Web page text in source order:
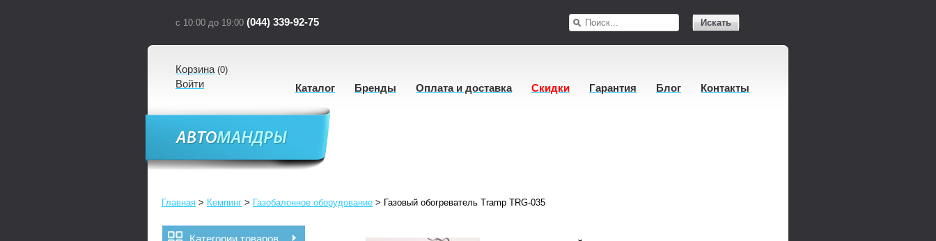
с 10:00 до 19:00 (044) 339-92-75 Искать
Корзина(0)
Войти Каталог Бренды Оплата и доставка Скидки Гарантия Блог Контакты
Главная > Кемпинг > Газобалонное оборудование > Газовый обогреватель Tramp TRG-035